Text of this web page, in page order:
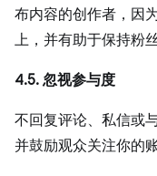
布内容的创作者，因
上，并有助于保持粉
4.5. 忽视参与度
不回复评论、私信或
并鼓励观众关注你的